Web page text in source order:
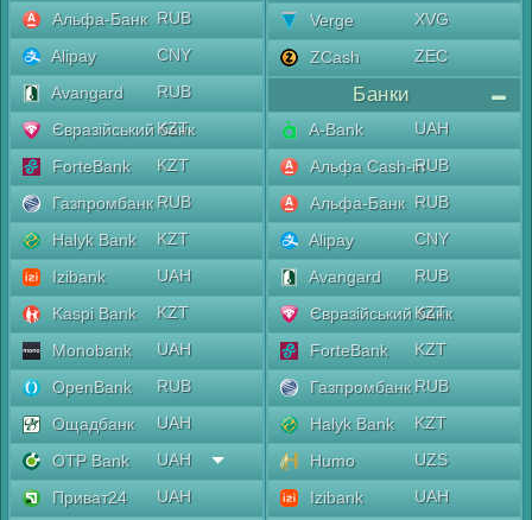
Альфа-Банк RUB
Alipay
CNY
Avangard
RUB
Євразійський банк
KZT
ForteBank
KZT
Газпромбанк RUB
Halyk Bank
KZT
Izibank
UAH
Kaspi Bank
KZT
Monobank
UAH
OpenBank
RUB
Ощадбанк
UAH
OTP Bank
UAH
Приват24
UAH
Verge
XVG
ZCash
ZEC
Банки
A-Bank
UAH
Альфа Cash-inRUB
Альфа-Банк RUB
Alipay
CNY
Avangard
RUB
Євразійський банк
KZT
ForteBank
KZT
Газпромбанк RUB
Halyk Bank
KZT
Humo
UZS
Izibank
UAH